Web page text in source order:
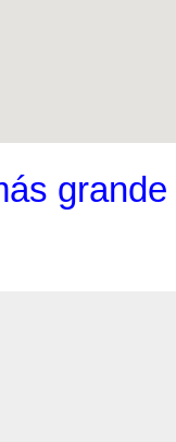
grande